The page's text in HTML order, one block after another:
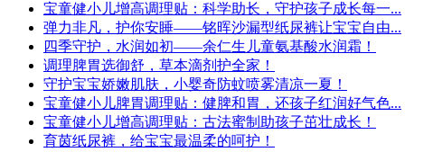
宝童健小儿增高调理贴：科学助长，守护孩子成长每一...
弹力非凡，护你安睡——铭晖沙漏型纸尿裤让宝宝自由...
四季守护，水润如初——余仁生儿童氨基酸水润霜！
调理脾胃选御舒，草本滴剂护全家！
守护宝宝娇嫩肌肤，小婴奇防蚊喷雾清凉一夏！
宝童健小儿脾胃调理贴：健脾和胃，还孩子红润好气色...
宝童健小儿增高调理贴：古法蜜制助孩子茁壮成长！
育茵纸尿裤，给宝宝最温柔的呵护！